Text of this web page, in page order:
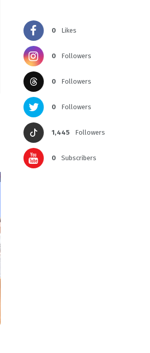
0 Likes
0 Followers
0 Followers
0 Followers
1,445 Followers
0 Subscribers